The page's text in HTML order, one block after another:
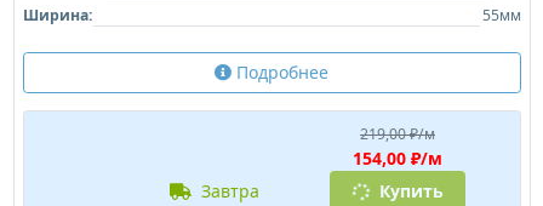
Ширина:
55мм
Подробнее
219,00 ₽/м
154,00 ₽/м
завтра
Купить